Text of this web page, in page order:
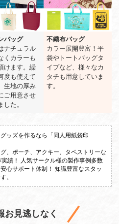
バッグ
ナチュラル
くカラーも
けます。繰
度も使えて
生地の厚み
ご用意させ
した。
不織布バッグ
カラー展開豊富！平
袋やトートバッグタ
イプなど、様々なカ
タチも用意していま
す。
ッズを作るなら「同人用紙袋印
、ポーチ、アクキー、タペストリーな
績！
人気サークル様の製作事例多数
心サポート体制！
知識豊富なスタッ
。
お見逃しなく